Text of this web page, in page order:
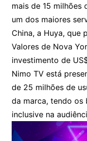
mais de 15 milhões
um dos maiores
China, a Huya, que
Valores de Nova
investimento de
Nimo TV está
de 25 milhões de
da marca, tendo os
inclusive na